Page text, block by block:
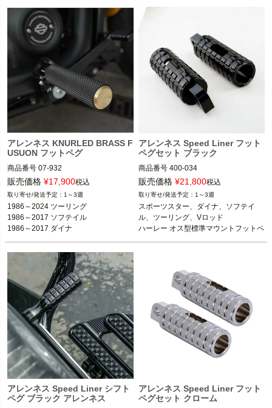
アレンネス KNURLED BRASS F
USUON フットペグ
商品番号 07-932
D型番：1620-1307
B型番：263504
1986～2024 ツーリング FLHX、FLH
T、FLTR、FLHR ※フットペグ装着車
1986～2017 ソフテイル
1986～2017 ダイナ
1986～2021 スポーツスター
ARLEN NESS（アレンネス）
販売価格 ¥17,900税込
1～3週
1986～2024 ツーリング
1986～2017 ソフテイル
1986～2017 ダイナ
アレンネス Speed Liner フット
ペグセット ブラック
商品番号 400-034
販売価格 ¥21,800税込
1～3週
スポーツスター、ダイナ、ソフテイ
ル、ツーリング、Vロッド
ハーレー オス型標準マウントフットペ
アレンネス Speed Liner シフト
ペグ ブラック アレンネス
アレンネス Speed Liner フット
ペグセット クローム